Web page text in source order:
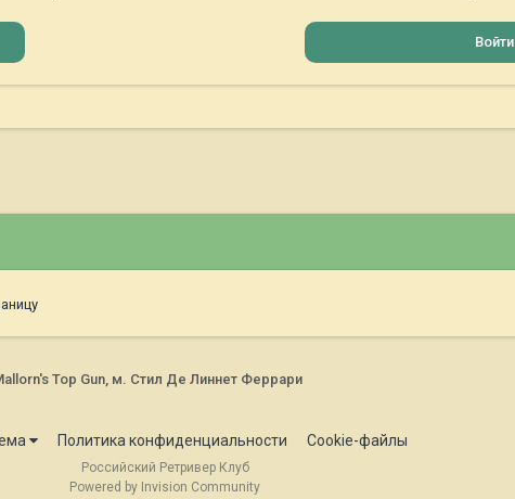
Войти
Top Gun, м. Стил Де Линнет Феррари
Политика конфиденциальности Cookie-файлы
Российский Ретривер Клуб
Powered by Invision Community